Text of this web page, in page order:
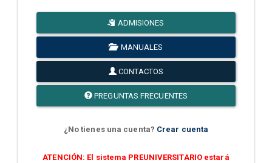
ADMISIONES
MANUALES
CONTACTOS
PREGUNTAS FRECUENTES
¿No tienes una cuenta? Crear cuenta
ATENCIÓN: El sistema PREUNIVERSITARIO estará